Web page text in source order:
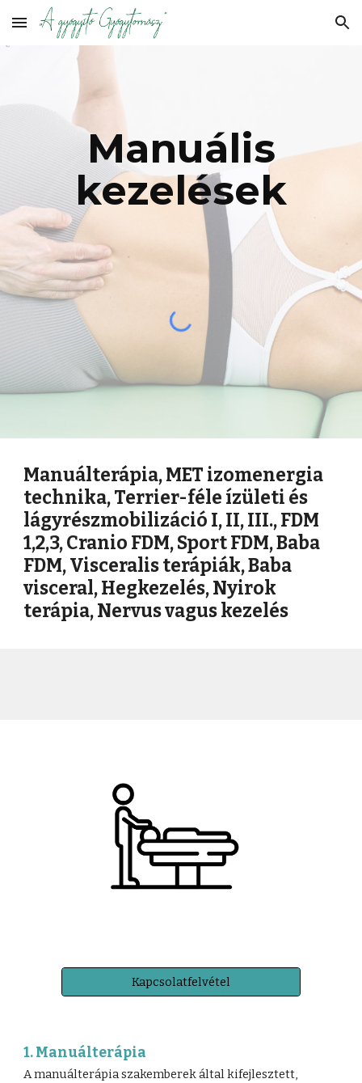
Skip to main content Skip to navigation
Manuális
kezelések
Manuálterápia, MET izomenergia
technika, Terrier-féle ízületi és
lágyrészmobilizáció I, II, III., FDM
1,2,3, Cranio FDM, Sport FDM, Baba
FDM, Visceralis terápiák, Baba
visceral, Hegkezelés, Nyirok
terápia, Nervus vagus kezelés
Kapcsolatfelvétel
1. Manuálterápia
A manuálterápia szakemberek által kifejlesztett,